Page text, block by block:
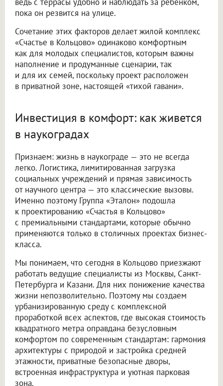
пока он резвится на улице.
Сочетание этих факторов делает жилой комплекс
«Счастье в Кольцово» одинаково комфортным
как для молодых специалистов, которым важны
наполнение и продуманные сценарии, так
и для их семей, поскольку проект расположен
в приватной зоне, настоящей «тихой гавани».
Инвестиция в комфорт: как живется
в наукоградах
Признаем: жизнь в наукограде — это не всегда
легко. Логистика, лимитированная загрузка
социальных учреждений и прямая зависимость
от научного центра — это классические вызовы.
Именно поэтому Группа «Эталон» подошла
к проектированию «Счастья в Кольцово»
с премиальными стандартами, которые обычно
применяются только в столичных проектах бизнес-
класса.
Мы понимаем, что сегодня в Кольцово приезжают
работать ведущие специалисты из Москвы, Санкт-
Петербурга и Казани. Для них понижение качества
жизни непозволительно. Поэтому мы создаем
урбанизированную среду с комплексной
проработкой всех аспектов, где высокая стоимость
квадратного метра оправдана безусловным
комфортом по современным стандартам: гармония
архитектуры с природой и застройка средней
этажности, приватные безопасные дворы,
встроенная инфраструктура и уютная парковая
зона.